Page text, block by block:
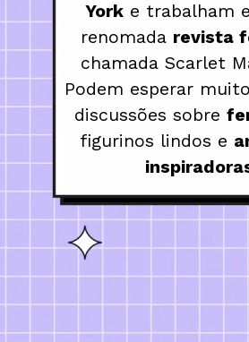
York e trabalham
renomada revista
chamada Scarlet
Podem esperar
discussões sobre
figurinos lindos e